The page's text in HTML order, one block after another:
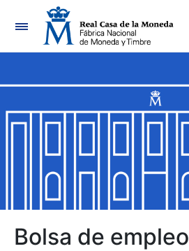
Navegación
Mostrar/Ocultar
Mostrar/Ocultar
Mostrar/Ocultar
Bolsa de empleo